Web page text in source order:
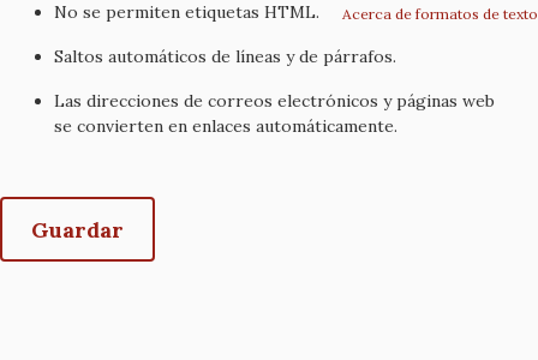
Acerca de formatos de texto
No se permiten etiquetas HTML.
Saltos automáticos de líneas y de párrafos.
Las direcciones de correos electrónicos y páginas web
se convierten en enlaces automáticamente.